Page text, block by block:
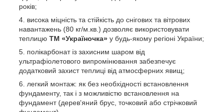
років;
висока міцність та стійкість до снігових та вітрових
навантажень (80 кг/м.кв.) дозволяє використовувати
теплицю ТМ «Україночка» у будь-якому регіоні України;
полікарбонат із захисним шаром від
ультрафіолетового випромінювання забезпечує
додатковий захист теплиці від атмосферних явищ;
легкий монтаж: як без необхідності встановлення
фундаменту, так і з можливістю встановлення на
фундамент (дерев'яний брус, точковий або стрічковий